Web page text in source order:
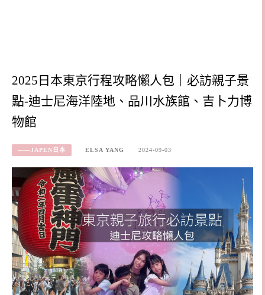
2025日本東京行程攻略懶人包｜必訪親子景
點-迪士尼海洋陸地、品川水族館、吉卜力博
物館
——JAPEN日本 ELSA YANG 2024-09-03